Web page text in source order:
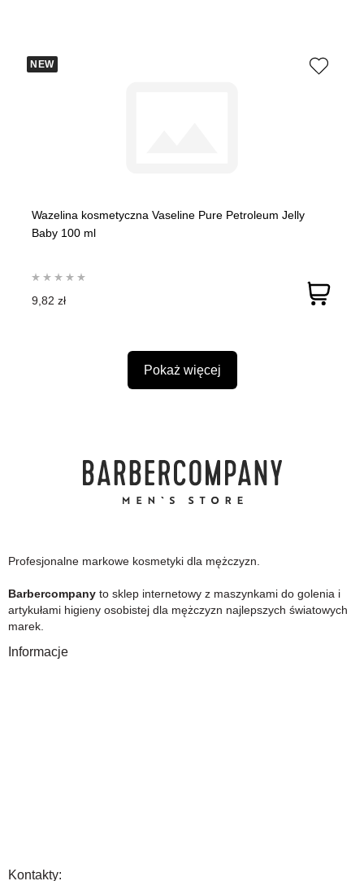
NEW
Wazelina kosmetyczna Vaseline Pure Petroleum Jelly
Baby 100 ml
9,82 zł
Pokaż więcej
Profesjonalne markowe kosmetyki dla mężczyzn.
Barbercompany to sklep internetowy z maszynkami do golenia i
artykułami higieny osobistej dla mężczyzn najlepszych światowych
marek.
Informacje
Kontakty: